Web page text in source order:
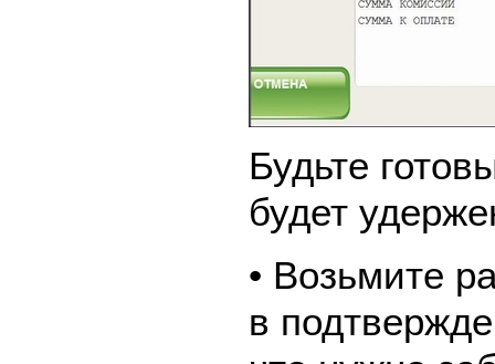
Будьте
будет
• Возьмите
в